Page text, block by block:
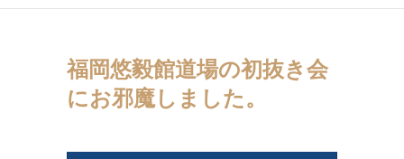
福岡悠毅館道場の初抜き会
にお邪魔しました。